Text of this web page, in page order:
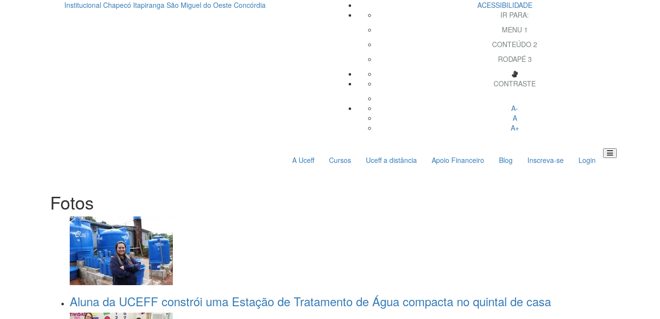
Institucional Chapecó Itapiranga São Miguel do Oeste Concórdia
ACESSIBILIDADE
IR PARA:
MENU 1
CONTEÚDO 2
RODAPÉ 3
CONTRASTE
A-
A
A+
A Uceff
Cursos Uceff a distância Apoio Financeiro Blog Inscreva-se Login
Toggle
Fotos
Aluna da UCEFF constrói uma Estação de Tratamento de Água compacta no quintal de casa